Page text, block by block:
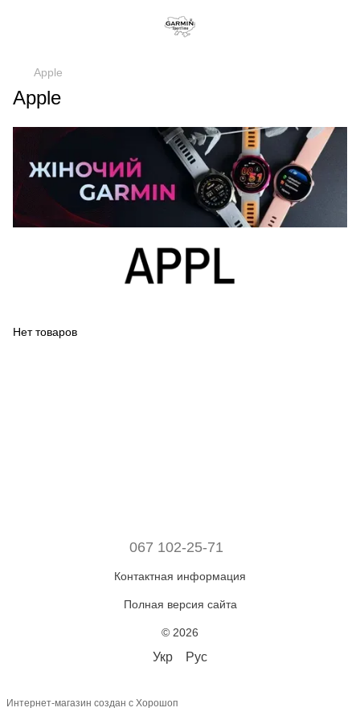
Apple
Apple
Нет товаров
067 102-25-71
Контактная информация
Полная версия сайта
© 2026
Укр Рус
Интернет-магазин создан с Хорошоп